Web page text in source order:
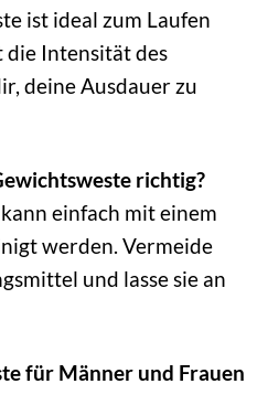
ist ideal zum Laufen
die Intensität des
deine Ausdauer zu
richtig?
einfach mit einem
werden. Vermeide
und lasse sie an
für Männer und Frauen